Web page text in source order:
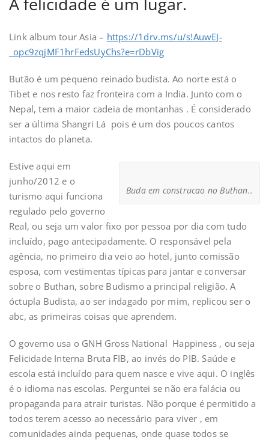
Link album tour Asia – https://1drv.ms/u/s!AuwEJ-
_opc9zqjMF1hrFedsUyChs?e=rDbVig
Butão é um pequeno reinado budista. Ao norte está o
Tibet e nos resto faz fronteira com a India. Junto com o
Nepal, tem a maior cadeia de montanhas . É considerado
ser a última Shangri Lá pois é um dos poucos cantos
intactos do planeta.
Buda em construcao no Buthan..
Estive aqui em
junho/2012 e o
turismo aqui funciona
regulado pelo governo
Real, ou seja um valor fixo por pessoa por dia com tudo
incluído, pago antecipadamente. O responsável pela
agência, no primeiro dia veio ao hotel, junto comissão
esposa, com vestimentas típicas para jantar e conversar
sobre o Buthan, sobre Budismo a principal religião. A
óctupla Budista, ao ser indagado por mim, replicou ser o
abc, as primeiras coisas que aprendem.
O governo usa o GNH Gross National Happiness , ou seja
Felicidade Interna Bruta FIB, ao invés do PIB. Saúde e
escola está incluído para quem nasce e vive aqui. O inglês
é o idioma nas escolas. Perguntei se não era falácia ou
propaganda para atrair turistas. Não porque é permitido a
todos terem acesso ao necessário para viver , em
comunidades ainda pequenas, onde quase todos se